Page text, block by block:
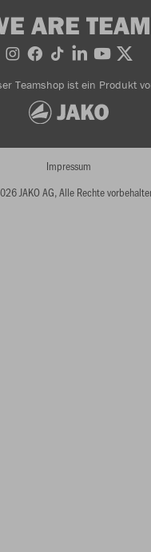
ARE TEAM
Teamshop ist ein Produkt
JAKO AG, Alle Rechte
Impressum